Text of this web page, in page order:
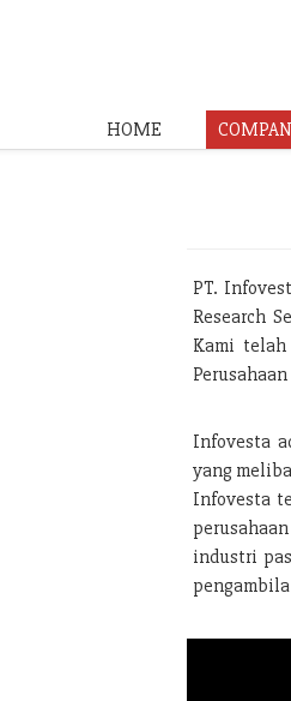
HOME
PT.
Research
Kami
Infovesta
yang
Infovesta
industri